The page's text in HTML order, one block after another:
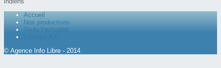
Accueil
Nos productions
Toute l’actualité
© Agence Info Libre - 2014